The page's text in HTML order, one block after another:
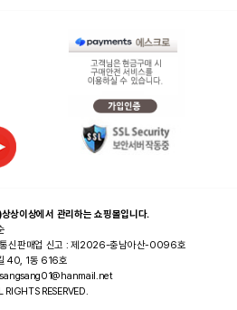
상이상에서 관리하는 쇼핑몰입니다.
신판매업 신고 : 제2026-충남아산-0096호
40, 1동 616호
sangsang01@hanmail.net
RESERVED.